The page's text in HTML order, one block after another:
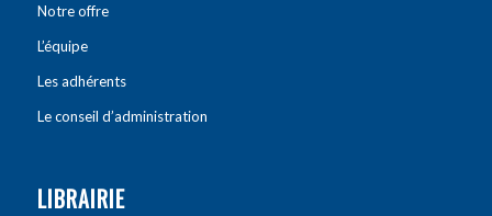
Notre offre
L’équipe
Les adhérents
Le conseil d’administration
LIBRAIRIE